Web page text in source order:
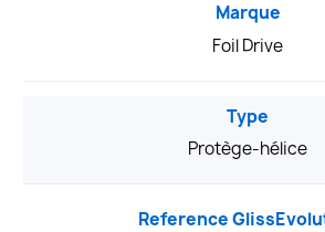
Marque
Foil Drive
Type
Protège-hélice
Reference